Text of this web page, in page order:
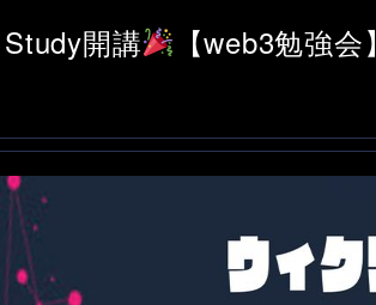
開講 【web3勉強会】